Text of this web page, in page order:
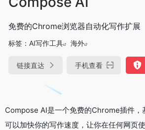
免费的Chrome浏览器自动化写作扩展
标签： AI写作工具 海外
链接直达 手机查看
Compose AI是一个免费的Chrome插件，
可以加快你的写作速度，让你在任何网页